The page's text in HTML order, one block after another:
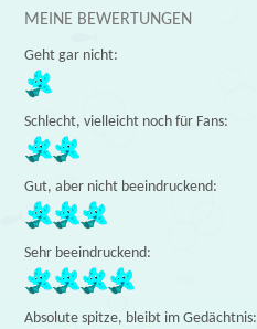
MEINE BEWERTUNGEN
Geht gar nicht:
Schlecht, vielleicht noch für Fans:
Gut, aber nicht beeindruckend:
Sehr beeindruckend:
Absolute spitze, bleibt im Gedächtnis: